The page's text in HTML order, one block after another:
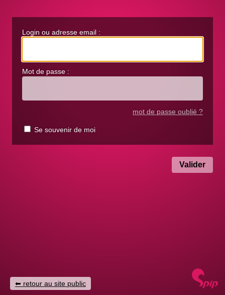
Login ou adresse email :
Mot de passe :
mot de passe oublié ?
Se souvenir de moi
retour au site public